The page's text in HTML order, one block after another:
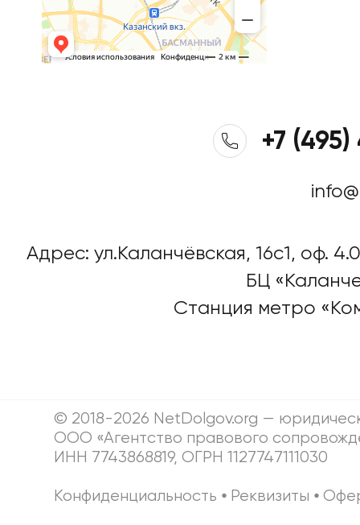
+7
Адрес: ул.Каланчёвская, 16c1, оф.
БЦ
Станция метро
© 2018-2026 NetDolgov.org —
ООО «Агентство правового
ИНН 7743868819, ОГРН 1127747111030
Конфиденциальность ⦁ Реквизиты ⦁